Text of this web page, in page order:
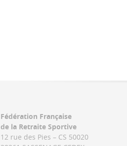
Fédération Française
de la Retraite Sportive
12 rue des Pies – CS 50020